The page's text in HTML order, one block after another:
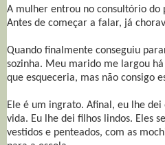
A mulher entrou no consultório do
Antes de começar a falar, já
Quando finalmente conseguiu
sozinha. Meu marido me largou
que esqueceria, mas não consigo
Ele é um ingrato. Afinal, eu lhe
vida. Eu lhe dei filhos lindos. Eles
vestidos e penteados, com as